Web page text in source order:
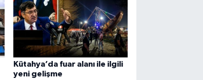
Kütahya’da fuar alanı ile ilgili
yeni gelişme